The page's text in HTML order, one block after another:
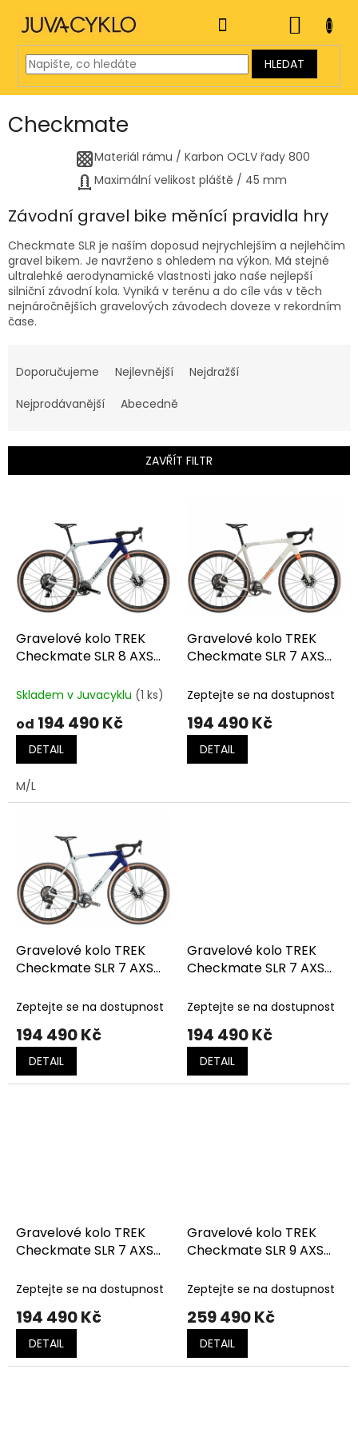
obsah
HLEDAT
KOŠÍK
Checkmate
Materiál rámu / Karbon OCLV řady 800
Maximální velikost pláště / 45 mm
Závodní gravel bike měnící pravidla hry
Checkmate SLR je naším doposud nejrychlejším a nejlehčím
gravel bikem. Je navrženo s ohledem na výkon. Má stejné
ultralehké aerodynamické vlastnosti jako naše nejlepší
silniční závodní kola. Vyniká v terénu a do cíle vás v těch
nejnáročnějších gravelových závodech doveze v rekordním
čase.
a
e
í
r
Doporučujeme Nejlevnější
Nejdražší
Nejprodávanější
Abecedně
ZAVŘÍT FILTR
p
d
u
Gravelové kolo TREK
Checkmate SLR 8 AXS
Grey Pearl
Skladem v Juvacyklu (1 ks)
od 194 490 Kč
DETAIL
M/L
Gravelové kolo TREK
Checkmate SLR 7 AXS
Zeptejte se na dostupnost
194 490 Kč
DETAIL
Gravelové kolo TREK
Checkmate SLR 7 AXS
Grey Pearl
Zeptejte se na dostupnost
194 490 Kč
DETAIL
Gravelové kolo TREK
Checkmate SLR 7 AXS
Deep Smoke
Zeptejte se na dostupnost
194 490 Kč
DETAIL
Gravelové kolo TREK
Checkmate SLR 7 AXS
Zeptejte se na dostupnost
194 490 Kč
DETAIL
Gravelové kolo TREK
Checkmate SLR 9 AXS
Zeptejte se na dostupnost
259 490 Kč
DETAIL